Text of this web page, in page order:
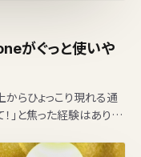
がぐっと使いや
らひょっこり現れる通
！」と焦った経験はありま